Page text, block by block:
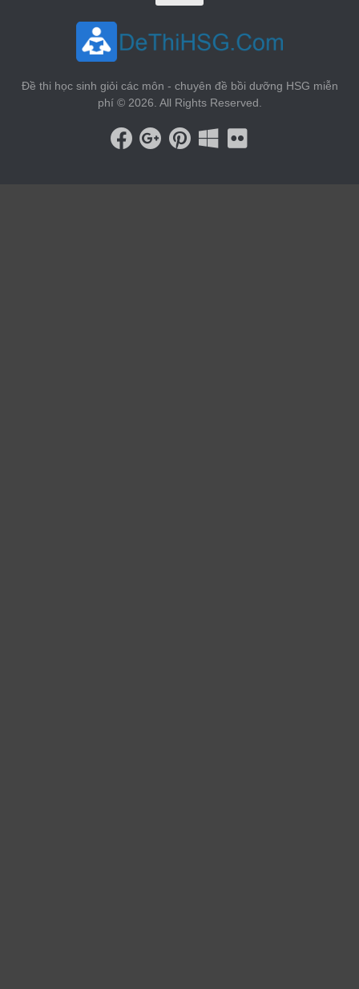
Đề thi học sinh giỏi các môn - chuyên đề bồi dưỡng HSG miễn
phí © 2026. All Rights Reserved.